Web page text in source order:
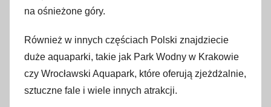
na ośnieżone góry.
Również w innych częściach Polski znajdziecie
duże aquaparki, takie jak Park Wodny w Krakowie
czy Wrocławski Aquapark, które oferują zjeżdżalnie,
sztuczne fale i wiele innych atrakcji.